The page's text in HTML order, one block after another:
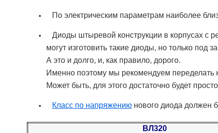
По электрическим параметрам наиболее
Диоды штыревой конструкции в корпусах с
могут изготовить такие диоды, но только под
А это и долго, и, как правило, дорого.
Именно поэтому мы рекомендуем переделать
Может быть, для этого достаточно будет
Класс по напряжению нового диода должен
ВЛ320